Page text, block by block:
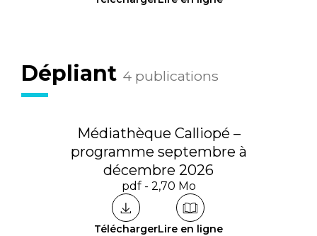
Dépliant 4 publications
Médiathèque Calliopé –
programme septembre à
décembre 2026
pdf - 2,70 Mo
TéléchargerLire en ligne